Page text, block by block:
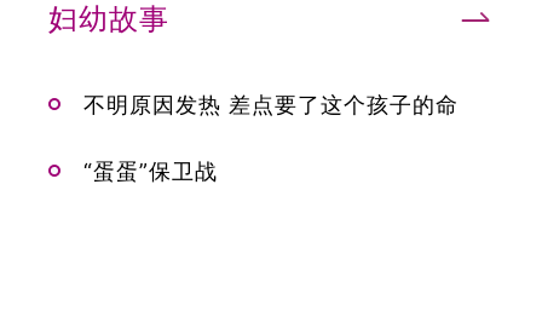
妇幼故事
不明原因发热 差点要了这个孩子的命
“蛋蛋”保卫战